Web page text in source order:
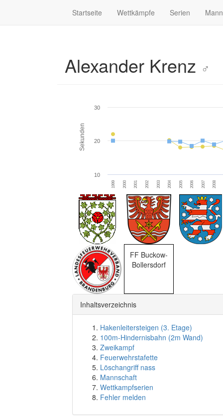
Startseite Wettkämpfe Serien
Alexander Krenz ♂
Sekunden
1999 2000 2001 2002 2003 2004 2005 2006 2007 2008
20
30
10
FF Buckow-
Bollersdorf
Inhaltsverzeichnis
Hakenleitersteigen (3. Etage)
100m-Hindernisbahn (2m Wand)
Zweikampf
Feuerwehrstafette
Löschangriff nass
Mannschaft
Wettkampfserien
Fehler melden